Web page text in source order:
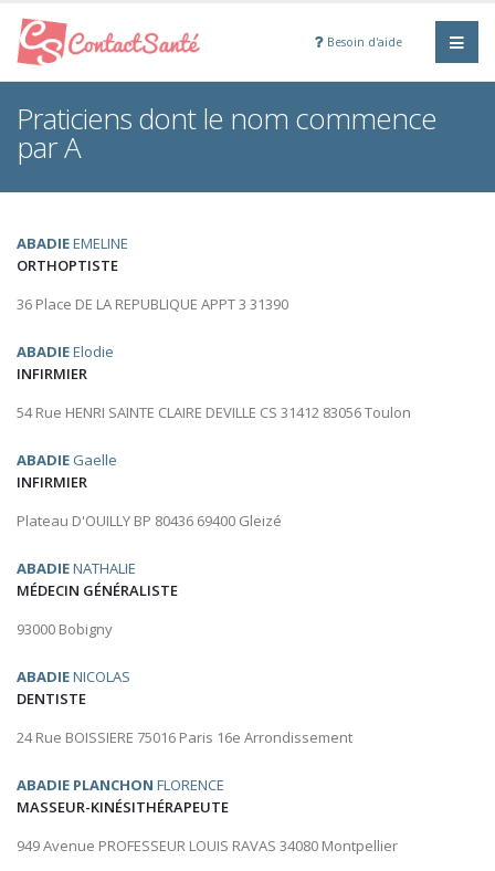
Besoin d'aide
Praticiens dont le nom commence
par A
ABADIEEMELINE
ORTHOPTISTE
36 Place DE LA REPUBLIQUE APPT 3 31390
ABADIEElodie
INFIRMIER
54 Rue HENRI SAINTE CLAIRE DEVILLE CS 31412 83056 Toulon
ABADIE Gaelle
INFIRMIER
Plateau D'OUILLY BP 80436 69400 Gleizé
ABADIENATHALIE
MÉDECIN GÉNÉRALISTE
93000 Bobigny
ABADIENICOLAS
DENTISTE
24 Rue BOISSIERE 75016 Paris 16e Arrondissement
ABADIE PLANCHON FLORENCE
MASSEUR-KINÉSITHÉRAPEUTE
949 Avenue PROFESSEUR LOUIS RAVAS 34080 Montpellier